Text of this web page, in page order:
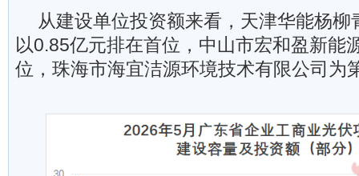
从建设单位投资额来看，天津华能杨
以0.85亿元排在首位，中山市宏和盈新能
位，珠海市海宜洁源环境技术有限公司为